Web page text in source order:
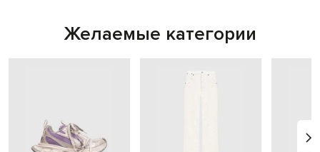
Желаемые категории